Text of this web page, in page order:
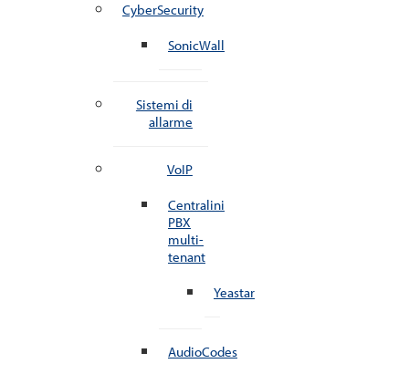
CyberSecurity
SonicWall
Sistemi di
allarme
VoIP
Centralini
PBX
multi-
tenant
Yeastar
AudioCodes